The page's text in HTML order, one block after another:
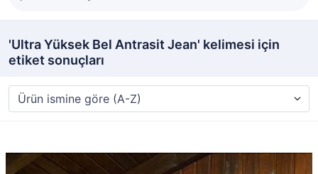
'Ultra Yüksek Bel Antrasit Jean' kelimesi için
etiket sonuçları